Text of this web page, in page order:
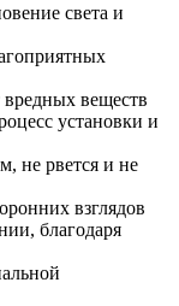
света и
вредных веществ
установки и
не рвется и не
взглядов
благодаря